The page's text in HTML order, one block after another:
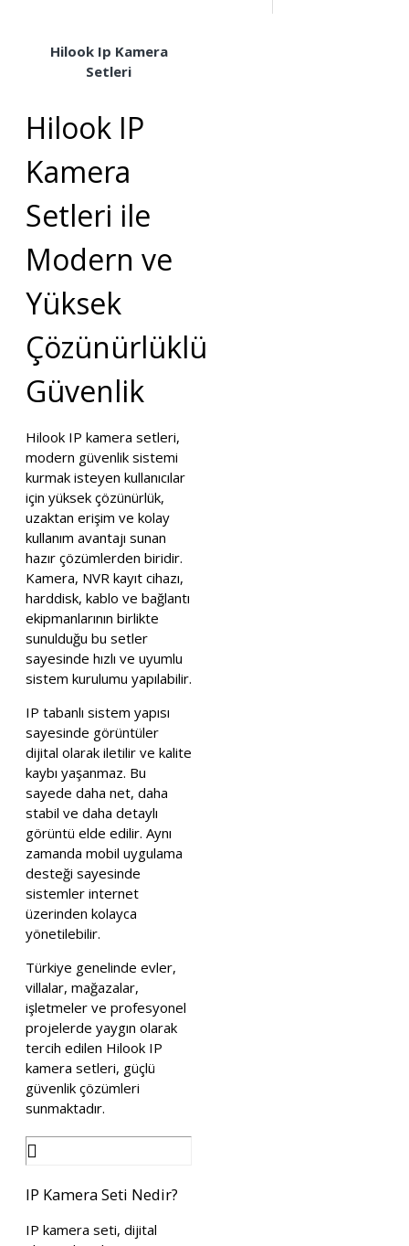
Hilook Ip Kamera
Setleri
Hilook IP
Kamera
Setleri ile
Modern ve
Yüksek
Çözünürlüklü
Güvenlik
Hilook IP kamera setleri,
modern güvenlik sistemi
kurmak isteyen kullanıcılar
için yüksek çözünürlük,
uzaktan erişim ve kolay
kullanım avantajı sunan
hazır çözümlerden biridir.
Kamera, NVR kayıt cihazı,
harddisk, kablo ve bağlantı
ekipmanlarının birlikte
sunulduğu bu setler
sayesinde hızlı ve uyumlu
sistem kurulumu yapılabilir.
IP tabanlı sistem yapısı
sayesinde görüntüler
dijital olarak iletilir ve kalite
kaybı yaşanmaz. Bu
sayede daha net, daha
stabil ve daha detaylı
görüntü elde edilir. Aynı
zamanda mobil uygulama
desteği sayesinde
sistemler internet
üzerinden kolayca
yönetilebilir.
Türkiye genelinde evler,
villalar, mağazalar,
işletmeler ve profesyonel
projelerde yaygın olarak
tercih edilen Hilook IP
kamera setleri, güçlü
güvenlik çözümleri
sunmaktadır.
IP Kamera Seti Nedir?
IP kamera seti, dijital